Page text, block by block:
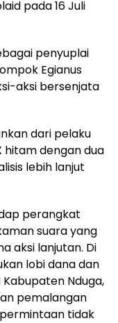
pada 16 Juli
penyuplai
Egianus
aksi bersenjata
dari pelaku
hitam dengan dua
lebih lanjut
perangkat
suara yang
aksi lanjutan. Di
lobi dana dan
Nduga,
pemalangan
tidak